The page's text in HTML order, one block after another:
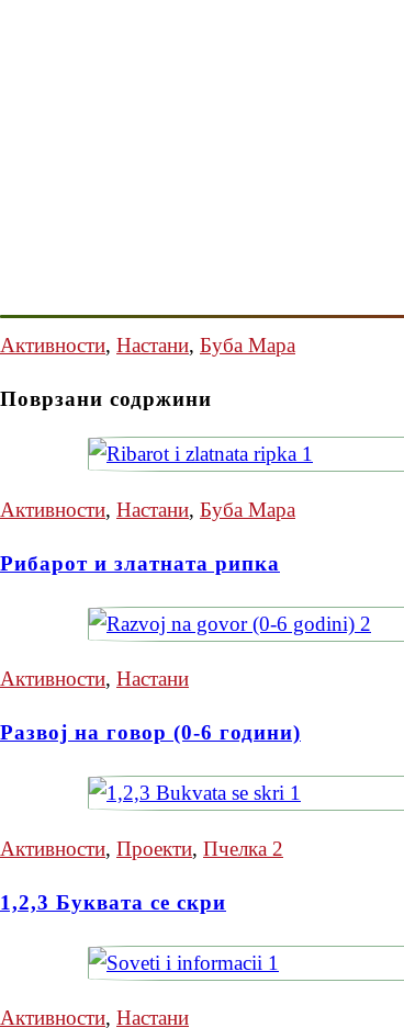
Активности, Настани, Буба Мара
Поврзани содржини
Активности, Настани, Буба Мара
Рибарот и златната рипка
Активности, Настани
Развој на говор (0-6 години)
Активности, Проекти, Пчелка 2
1,2,3 Буквата се скри
Активности, Настани